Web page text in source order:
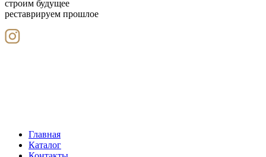
строим будущее
реставрируем прошлое
Главная
Каталог